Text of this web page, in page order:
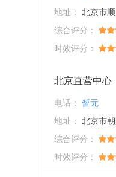
地址： 北京市
综合评分：
时效评分：
北京直营中心
电话： 暂无
地址： 北京市
综合评分：
时效评分：